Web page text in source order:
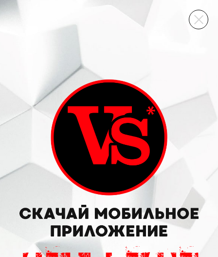
ВИННЫЙ СКЛАД